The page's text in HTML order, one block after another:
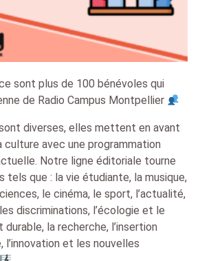
sont plus de 100 bénévoles qui
de Radio Campus Montpellier
diverses, elles mettent en avant
culture avec une programmation
Notre ligne éditoriale tourne
tels que : la vie étudiante, la musique,
le cinéma, le sport, l’actualité,
discriminations, l’écologie et le
la recherche, l’insertion
l’innovation et les nouvelles